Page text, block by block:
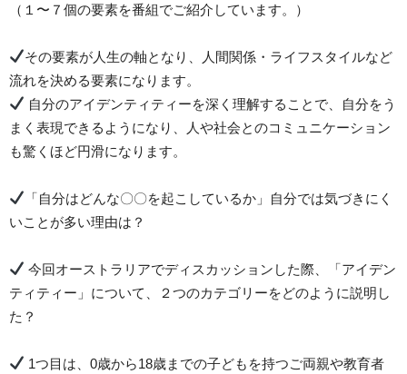
（１〜７個の要素を番組でご紹介しています。）
その要素が人生の軸となり、人間関係・ライフスタイルなど
流れを決める要素になります。
自分のアイデンティティーを深く理解することで、自分をう
まく表現できるようになり、人や社会とのコミュニケーション
も驚くほど円滑になります。
「自分はどんな〇〇を起こしているか」自分では気づきにく
いことが多い理由は？
今回オーストラリアでディスカッションした際、「アイデン
ティティー」について、２つのカテゴリーをどのように説明し
た？
1つ目は、0歳から18歳までの子どもを持つご両親や教育者